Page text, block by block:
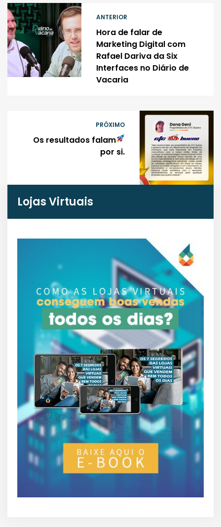
Lojas Virtuais
ANTERIOR
Hora de falar de
Marketing Digital com
Rafael Dariva da Six
Interfaces no Diário de
Vacaria
PRÓXIMO
Os resultados falam
por si.